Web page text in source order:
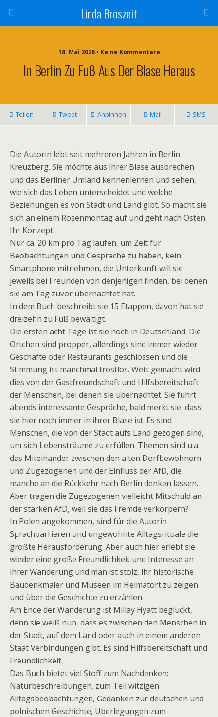
Linda Broszeit
18. Mai 2026 • Keine Kommentare
In Berlin Zu Fuß Aus Der Blase Heraus
Teilen Tweet Anpinnen Mail SMS
Die Autorin lebt seit mehreren Jahren in Berlin
Kreuzberg. Sie möchte aus ihrer Blase ausbrechen
und das Berliner Umland kennenlernen und sehen,
wie sich das Leben unterscheidet und welche
Beziehungen es von Stadt und Land gibt. So macht sie
sich an einem Rosenmontag auf und geht nach Osten.
Ihr Konzept:
Nur ca. 20 km pro Tag laufen, um Zeit für
Beobachtungen und Gespräche zu haben, kein
Smartphone mitnehmen, die Unterkunft will sie
jeweils bei Freunden von denjenigen finden, bei denen
sie am Tag zuvor übernachtet hat.
In dem Buch beschreibt sie 15 Etappen, davon hat sie
dreizehn zu Fuß bewältigt.
Die ersten acht Tage ist sie noch in Deutschland. Die
Örtchen sind propper, allerdings sind immer wieder
Geschäfte oder Restaurants geschlossen und die
Stimmung ist manchmal trostlos. Wett gemacht wird
dies von der Gastfreundschaft und Hilfsbereitschaft
der Menschen, bei denen sie übernachtet. Sie führt
abends interessante Gespräche, bald merkt sie, dass
sie hier noch immer in ihrer Blase ist. Es sind
Menschen, die von der Stadt aufs Land gezogen sind,
um sich Lebensträume zu erfüllen. Themen sind u.a.
das Miteinander zwischen den alten Dorfbewohnern
und Zugezogenen und der Einfluss der AfD, die
manche an die Rückkehr nach Berlin denken lassen.
Aber tragen die Zugezogenen vielleicht Mitschuld an
der starken AfD, weil sie das Fremde verkörpern?
In Polen angekommen, sind für die Autorin
Sprachbarrieren und ungewohnte Alltagsrituale die
größte Herausforderung. Aber auch hier erlebt sie
wieder eine große Freundlichkeit und Interesse an
ihrer Wanderung und man ist stolz, ihr historische
Baudenkmäler und Museen im Heimatort zu zeigen
und über die Geschichte zu erzählen.
Am Ende der Wanderung ist Millay Hyatt beglückt,
denn sie weiß nun, dass es zwischen den Menschen in
der Stadt, auf dem Land oder auch in einem anderen
Staat Verbindungen gibt. Es sind Hilfsbereitschaft und
Freundlichkeit.
Das Buch bietet viel Stoff zum Nachdenken:
Naturbeschreibungen, zum Teil witzigen
Alltagsbeobachtungen, Gedanken zur deutschen und
polnischen Geschichte, Überlegungen zum